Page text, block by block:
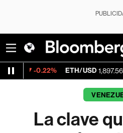
ETH/USD 1,897.56 -0.43%
La clave